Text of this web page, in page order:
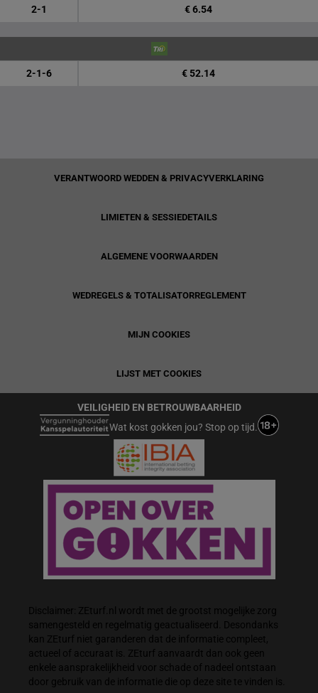
2-1 € 6.54
2-1-6 € 52.14
VERANTWOORD WEDDEN & PRIVACYVERKLARING
LIMIETEN & SESSIEDETAILS
ALGEMENE VOORWAARDEN
WEDREGELS & TOTALISATORREGLEMENT
MIJN COOKIES
LIJST MET COOKIES
VEILIGHEID EN BETROUWBAARHEID
Wat kost gokken jou? Stop op tijd.
Disclaimer: ZEturf.nl wordt met de grootst mogelijke zorg
samengesteld en regelmatig geactualiseerd. Desondanks
kan ZEturf niet garanderen dat de informatie compleet,
actueel of accuraat is. ZEturf aanvaardt dan ook geen
enkele aansprakelijkheid voor schade of nadeel ontstaan
door gebruik van de informatie die op deze site te vinden is.